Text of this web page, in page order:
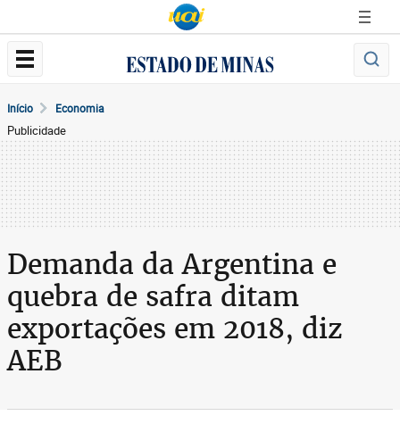
Início Economia
Publicidade
Demanda da Argentina e
quebra de safra ditam
exportações em 2018, diz
AEB